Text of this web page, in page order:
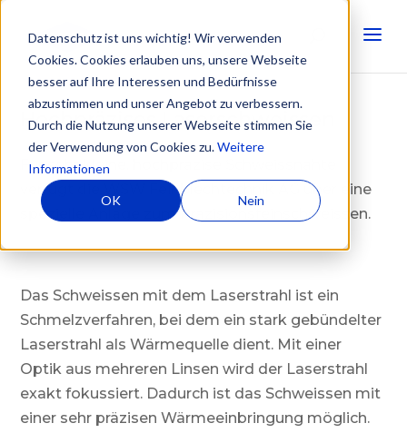
Datenschutz ist uns wichtig! Wir verwenden
Cookies. Cookies erlauben uns, unsere Webseite
besser auf Ihre Interessen und Bedürfnisse
abzustimmen und unser Angebot zu verbessern.
Durch die Nutzung unserer Webseite stimmen Sie
der Verwendung von Cookies zu.Weitere
Informationen
OK Nein
Hochpräzises Laserschweissen
Für sehr kleine, hochpräzise Schweissnähte
verfügt die WSW Feinblechtechnik AG über eine
spezielle Anlage zum Präzisionsfeinschweissen.
Das Schweissen mit dem Laserstrahl ist ein
Schmelzverfahren, bei dem ein stark gebündelter
Laserstrahl als Wärmequelle dient. Mit einer
Optik aus mehreren Linsen wird der Laserstrahl
exakt fokussiert. Dadurch ist das Schweissen mit
einer sehr präzisen Wärmeeinbringung möglich.